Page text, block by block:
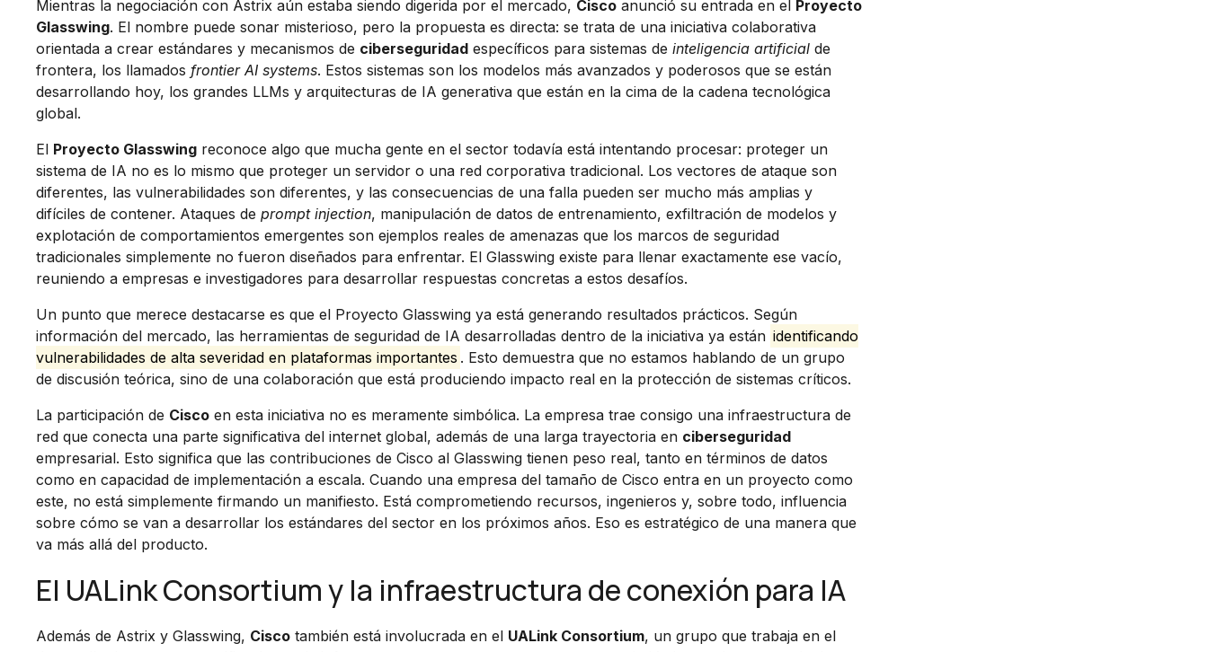
Mientras la negociación con Astrix aún estaba siendo digerida por el mercado, Cisco anunció su entrada en el Proyecto
Glasswing. El nombre puede sonar misterioso, pero la propuesta es directa: se trata de una iniciativa colaborativa
orientada a crear estándares y mecanismos de ciberseguridad específicos para sistemas de inteligencia artificial de
frontera, los llamados frontier AI systems. Estos sistemas son los modelos más avanzados y poderosos que se están
desarrollando hoy, los grandes LLMs y arquitecturas de IA generativa que están en la cima de la cadena tecnológica
global.
El Proyecto Glasswing reconoce algo que mucha gente en el sector todavía está intentando procesar: proteger un
sistema de IA no es lo mismo que proteger un servidor o una red corporativa tradicional. Los vectores de ataque son
diferentes, las vulnerabilidades son diferentes, y las consecuencias de una falla pueden ser mucho más amplias y
difíciles de contener. Ataques de prompt injection, manipulación de datos de entrenamiento, exfiltración de modelos y
explotación de comportamientos emergentes son ejemplos reales de amenazas que los marcos de seguridad
tradicionales simplemente no fueron diseñados para enfrentar. El Glasswing existe para llenar exactamente ese vacío,
reuniendo a empresas e investigadores para desarrollar respuestas concretas a estos desafíos.
Un punto que merece destacarse es que el Proyecto Glasswing ya está generando resultados prácticos. Según
información del mercado, las herramientas de seguridad de IA desarrolladas dentro de la iniciativa ya están identificando
vulnerabilidades de alta severidad en plataformas importantes . Esto demuestra que no estamos hablando de un grupo
de discusión teórica, sino de una colaboración que está produciendo impacto real en la protección de sistemas críticos.
La participación de Cisco en esta iniciativa no es meramente simbólica. La empresa trae consigo una infraestructura de
red que conecta una parte significativa del internet global, además de una larga trayectoria en ciberseguridad
empresarial. Esto significa que las contribuciones de Cisco al Glasswing tienen peso real, tanto en términos de datos
como en capacidad de implementación a escala. Cuando una empresa del tamaño de Cisco entra en un proyecto como
este, no está simplemente firmando un manifiesto. Está comprometiendo recursos, ingenieros y, sobre todo, influencia
sobre cómo se van a desarrollar los estándares del sector en los próximos años. Eso es estratégico de una manera que
va más allá del producto.
El UALink Consortium y la infraestructura de conexión para IA
Además de Astrix y Glasswing, Cisco también está involucrada en el UALink Consortium, un grupo que trabaja en el